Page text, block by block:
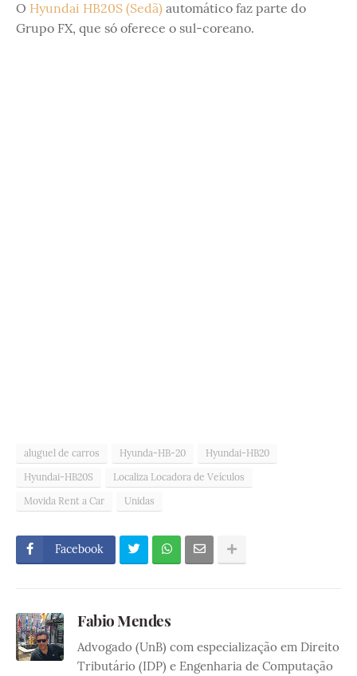
O Hyundai HB20S (Sedã) automático faz parte do
Grupo FX, que só oferece o sul-coreano.
aluguel de carros Hyunda-HB-20
Hyundai-HB20
Hyundai-HB20S
Localiza Locadora de Veículos
Movida Rent a Car
Unidas
Facebook
Fabio Mendes
Advogado (UnB) com especialização em Direito
Tributário (IDP) e Engenharia de Computação